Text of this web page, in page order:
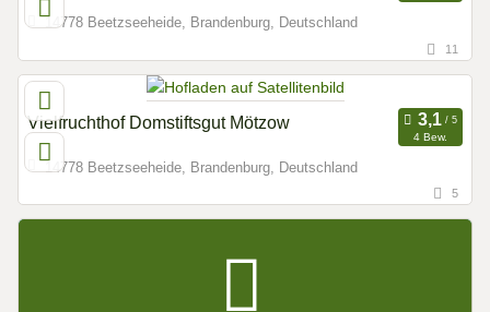
14778 Beetzseeheide, Brandenburg, Deutschland
11
Vielfruchthof Domstiftsgut Mötzow
4 Bew.
14778 Beetzseeheide, Brandenburg, Deutschland
5